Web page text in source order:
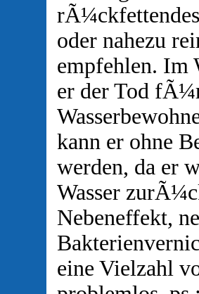
oder nahezu
empfehlen. Im
er der Tod
kann er ohne
werden, da er
Wasser
Nebeneffekt,
eine Vielzahl